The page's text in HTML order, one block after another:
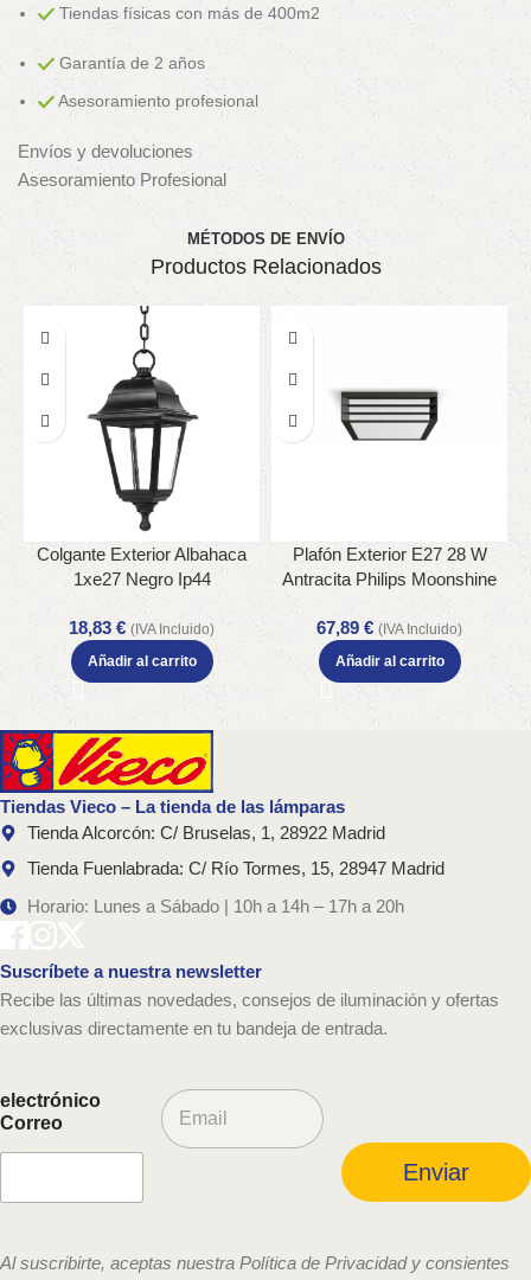
Tiendas físicas con más de 400m2
Garantía de 2 años
Asesoramiento profesional
Envíos y devoluciones
Asesoramiento Profesional
MÉTODOS DE ENVÍO
Productos Relacionados
Colgante Exterior Albahaca
1xe27 Negro Ip44
18,83 € (IVA Incluido)
Añadir al carrito
Plafón Exterior E27 28 W
Antracita Philips Moonshine
67,89 € (IVA Incluido)
Añadir al carrito
Tiendas Vieco – La tienda de las lámparas
Tienda Alcorcón: C/ Bruselas, 1, 28922 Madrid
Tienda Fuenlabrada: C/ Río Tormes, 15, 28947 Madrid
Horario: Lunes a Sábado | 10h a 14h – 17h a 20h
Suscríbete a nuestra newsletter
Recibe las últimas novedades, consejos de iluminación y ofertas
exclusivas directamente en tu bandeja de entrada.
electrónico
Correo
C
o
l
Enviar
Al suscribirte, aceptas nuestra Política de Privacidad y consientes